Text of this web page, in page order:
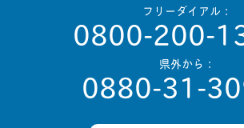
フリーダイアル：
0800-200-
県外から：
0880-31-